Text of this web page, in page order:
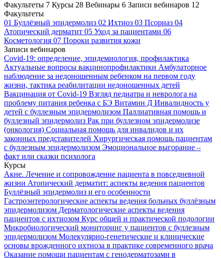
Факультеты 7 Курсы 28 Вебинары 6 Записи вебинаров 12
Факультеты
01 Буллёзный эпидермолиз 02 Ихтиоз 03 Псориаз 04
Атопический дерматит 05 Уход за пациентами 06
Косметология 07 Пороки развития кожи
Записи вебинаров
Covid-19: определение, эпидемиология, профилактика
Актуальные вопросы вакцинопрофилактики Амбулаторное
наблюдение за недоношенным ребенком на первом году
жизни, тактика реабилитации недоношенных детей
Вакцинация от Covid-19 Взгляд педиатра и невролога на
проблему питания ребенка с БЭ Витамин Д Инвалидность у
детей с буллезным эпидермолизом Паллиативная помощь и
буллезный эпидермолиз Рак при буллезном эпидермолизе
(онкология) Социальная помощь для инвалидов и их
законных представителей Хирургическая помощь пациентам
с буллезным эпидермолизом Эмоциональное выгорание –
факт или сказки психолога
Курсы
Акне. Лечение и сопровождение пациента в повседневной
жизни Атопический дерматит: аспекты ведения пациентов
Буллёзный эпидермолиз и его особенности
Гастроэнтерологические аспекты ведения больных буллёзным
эпидермолизом Дерматологические аспекты ведения
пациентов с ихтиозом Курс общей и практической подологии
Микробиологический мониторинг у пациентов с буллезным
эпидермолизом Молекулярно-генетические и клинические
основы врожденного ихтиоза в практике современного врача
Оказание помощи пациентам с генодерматозами в